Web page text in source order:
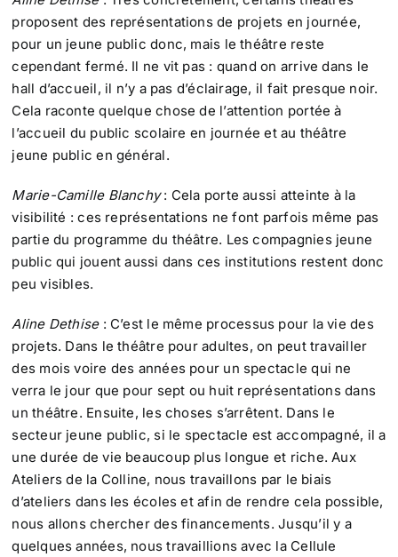
proposent des représentations de projets en journée,
pour un jeune public donc, mais le théâtre reste
cependant fermé. Il ne vit pas : quand on arrive dans le
hall d’accueil, il n’y a pas d’éclairage, il fait presque noir.
Cela raconte quelque chose de l’attention portée à
l’accueil du public scolaire en journée et au théâtre
jeune public en général.
Marie-Camille Blanchy: Cela porte aussi atteinte à la
visibilité : ces représentations ne font parfois même pas
partie du programme du théâtre. Les compagnies jeune
public qui jouent aussi dans ces institutions restent donc
peu visibles.
Aline Dethise: C’est le même processus pour la vie des
projets. Dans le théâtre pour adultes, on peut travailler
des mois voire des années pour un spectacle qui ne
verra le jour que pour sept ou huit représentations dans
un théâtre. Ensuite, les choses s’arrêtent. Dans le
secteur jeune public, si le spectacle est accompagné, il a
une durée de vie beaucoup plus longue et riche. Aux
Ateliers de la Colline, nous travaillons par le biais
d’ateliers dans les écoles et afin de rendre cela possible,
nous allons chercher des financements. Jusqu’il y a
quelques années, nous travaillions avec la Cellule